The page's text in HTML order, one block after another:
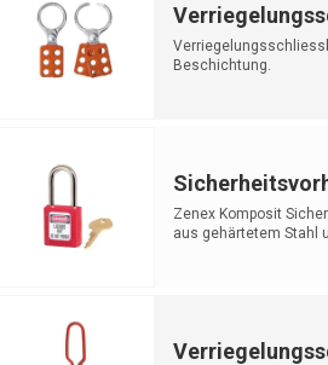
Beschichtung.
Zenex Komposit
aus gehärtetem Stahl